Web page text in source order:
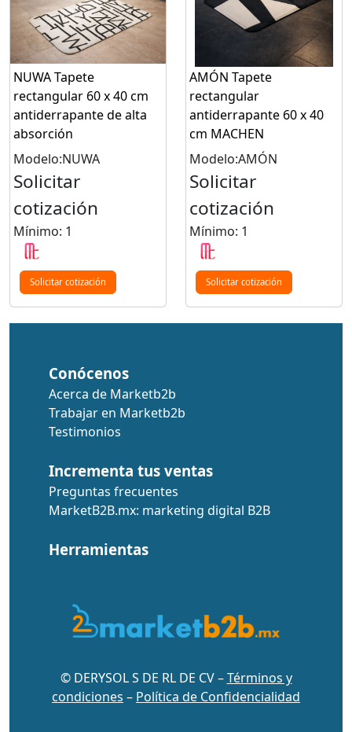
NUWA Tapete
rectangular 60 x 40 cm
antiderrapante de alta
absorción
Modelo:NUWA
Solicitar
cotización
Mínimo: 1
Solicitar cotización
AMÓN Tapete
rectangular
antiderrapante 60 x 40
cm MACHEN
Modelo:AMÓN
Solicitar
cotización
Mínimo: 1
Solicitar cotización
Conócenos
Acerca de Marketb2b
Trabajar en Marketb2b
Testimonios
Incrementa tus ventas
Preguntas frecuentes
MarketB2B.mx: marketing digital B2B
Herramientas
© DERYSOL S DE RL DE CV –Términos y
condiciones – Política de Confidencialidad